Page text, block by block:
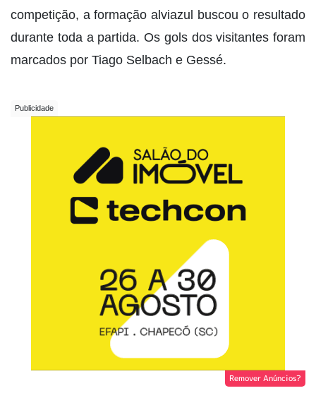
competição, a formação alviazul buscou o resultado
durante toda a partida. Os gols dos visitantes foram
marcados por Tiago Selbach e Gessé.
Remover Anúncios?